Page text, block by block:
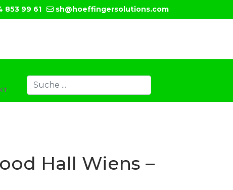
853 99 61 sh@hoeffingersolutions.com
Suchen
Hall Wiens –